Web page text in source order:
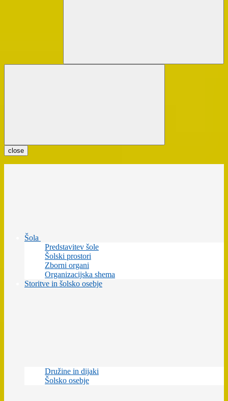
close
Šola
Predstavitev šole
Šolski prostori
Zborni organi
Organizacijska shema
Storitve in šolsko osebje
Družine in dijaki
Šolsko osebje